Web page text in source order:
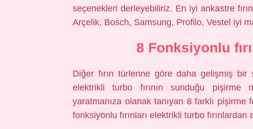
seçenekleri derleyebiliriz. En iyi ankastre
Arçelik, Bosch, Samsung, Profilo, Vestel iyi
8 Fonksiyonlu
Diğer fırın türlerine göre daha gelişmiş bir
elektrikli turbo fırının sunduğu pişirme
yaratmanıza olanak tanıyan 8 farklı
fonksiyonlu fırınları elektrikli turbo fırınlardan